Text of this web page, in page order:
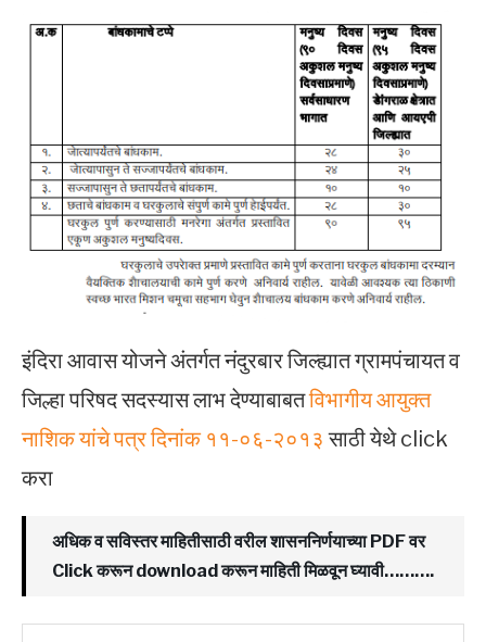
इंदिरा आवास योजने अंतर्गत नंदुरबार जिल्ह्यात ग्रामपंचायत व
जिल्हा परिषद सदस्यास लाभ देण्याबाबतविभागीय आयुक्त
नाशिक यांचे पत्र दिनांक ११-०६-२०१३ साठी येथे click
करा
अधिक व सविस्तर माहितीसाठी वरील शासननिर्णयाच्या PDF वर
Click करून download करून माहिती मिळवून घ्यावी……….